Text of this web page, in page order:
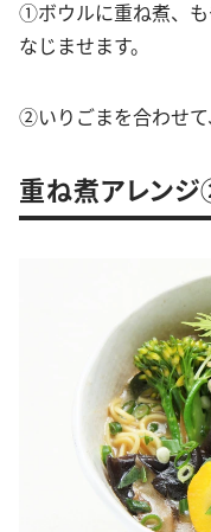
①ボウルに重ね煮、
なじませます。
②いりごまを合わせて
重ね煮アレン